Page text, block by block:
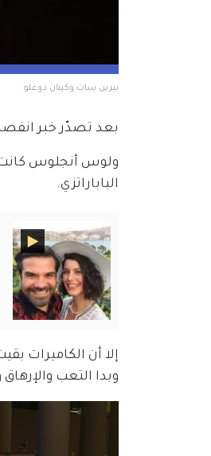
بيرين سات وكينان دوغلو
بعد تصدّر خبر
ولوس أنجلوس كانت
الباباراتزي.
إلا أن الكاميرات
وبدا التعب